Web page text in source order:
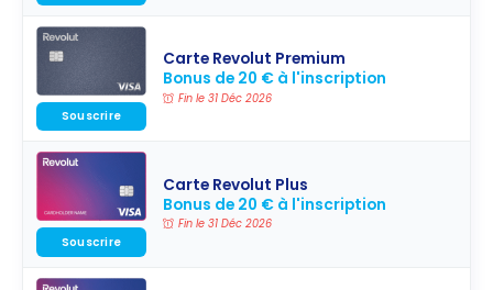
Carte Revolut Premium
Bonus de 20 € à l'inscription
Fin le 31 Déc 2026
Souscrire
Carte Revolut Plus
Bonus de 20 € à l'inscription
Fin le 31 Déc 2026
Souscrire